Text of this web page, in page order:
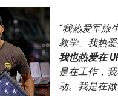
“我热爱军旅
教学、我热爱
我也热爱在
是在工作，
动。我是在